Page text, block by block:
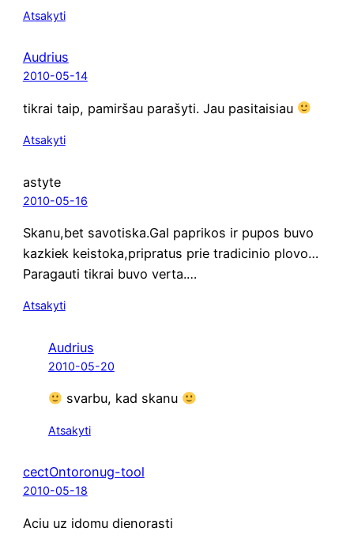
Atsakyti
Audrius
2010-05-14
tik­rai taip, pamir­šau para­šy­ti. Jau pasitaisiau
Atsakyti
astyte
2010-05-16
Skanu,bet savotiska.Gal papri­kos ir pupos buvo
kazkiek keistoka,pripratus prie tra­di­ci­nio plovo…
Paragauti tik­rai buvo verta.…
Atsakyti
Audrius
2010-05-20
svar­bu, kad skanu
Atsakyti
cectOntoronug-tool
2010-05-18
Aciu uz ido­mu dienorasti